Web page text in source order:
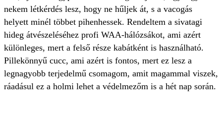
nekem létkérdés lesz, hogy ne hűljek át, s a vacogás
helyett minél többet pihenhessek. Rendeltem a sivatagi
hideg átvészeléséhez profi WAA-hálózsákot, ami azért
különleges, mert a felső része kabátként is használható.
Pillekönnyű cucc, ami azért is fontos, mert ez lesz a
legnagyobb terjedelmű csomagom, amit magammal viszek,
ráadásul ez a holmi lehet a védelmezőm is a hét nap során.